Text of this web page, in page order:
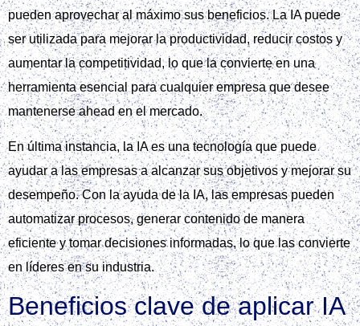
pueden aprovechar al máximo sus beneficios. La IA puede
ser utilizada para mejorar la productividad, reducir costos y
aumentar la competitividad, lo que la convierte en una
herramienta esencial para cualquier empresa que desee
mantenerse ahead en el mercado.
En última instancia, la IA es una tecnología que puede
ayudar a las empresas a alcanzar sus objetivos y mejorar su
desempeño. Con la ayuda de la IA, las empresas pueden
automatizar procesos, generar contenido de manera
eficiente y tomar decisiones informadas, lo que las convierte
en líderes en su industria.
Beneficios clave de aplicar IA